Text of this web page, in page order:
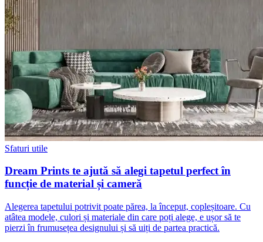
Sfaturi utile
Dream Prints te ajută să alegi tapetul perfect în
funcție de material și cameră
Alegerea tapetului potrivit poate părea, la început, copleșitoare. Cu
atâtea modele, culori și materiale din care poți alege, e ușor să te
pierzi în frumusețea designului și să uiți de partea practică.